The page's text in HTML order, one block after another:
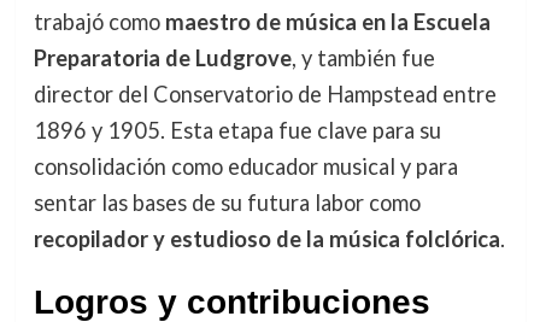
trabajó como maestro de música en la Escuela
Preparatoria de Ludgrove, y también fue
director del Conservatorio de Hampstead entre
1896 y 1905. Esta etapa fue clave para su
consolidación como educador musical y para
sentar las bases de su futura labor como
recopilador y estudioso de la música folclórica.
Logros y contribuciones